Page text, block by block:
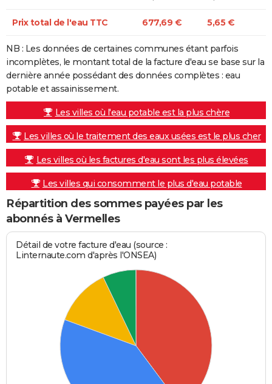
Prix total de l'eau TTC 677,69 € 5,65 €
NB : Les données de certaines communes étant parfois
incomplètes, le montant total de la facture d'eau se base sur la
dernière année possédant des données complètes : eau
potable et assainissement.
Les villes où l'eau potable est la plus chère
Les villes où le traitement des eaux usées est le plus cher
Les villes où les factures d'eau sont les plus élevées
Les villes qui consomment le plus d'eau potable
Répartition des sommes payées par les
abonnés à Vermelles
Détail de votre facture d'eau (source :
Linternaute.com d'après l'ONSEA)